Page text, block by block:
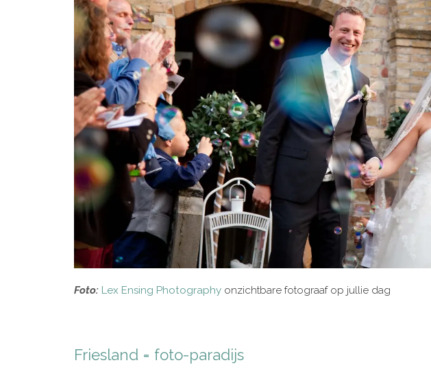
Foto: Lex Ensing Photographyonzichtbare fotograaf op jullie dag
Friesland = foto-paradijs